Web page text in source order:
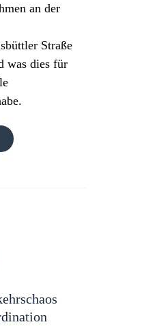
an der
Straße
was dies für